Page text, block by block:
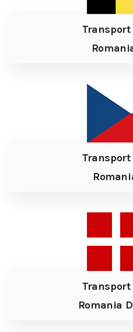
Transport
Transport
Transport
Romania